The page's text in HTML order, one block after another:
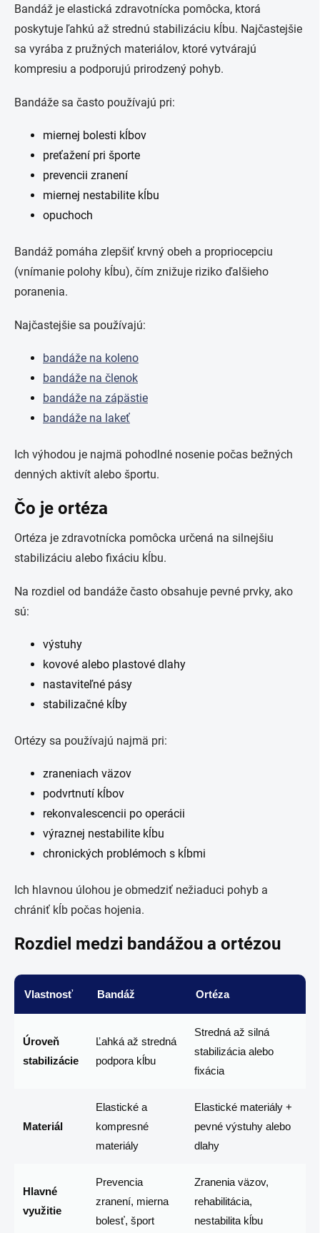
Bandáž je elastická zdravotnícka pomôcka, ktorá
poskytuje ľahkú až strednú stabilizáciu kĺbu. Najčastejšie
sa vyrába z pružných materiálov, ktoré vytvárajú
kompresiu a podporujú prirodzený pohyb.
Bandáže sa často používajú pri:
miernej bolesti kĺbov
preťažení pri športe
prevencii zranení
miernej nestabilite kĺbu
opuchoch
Bandáž pomáha zlepšiť krvný obeh a propriocepciu
(vnímanie polohy kĺbu), čím znižuje riziko ďalšieho
poranenia.
Najčastejšie sa používajú:
bandáže na koleno
bandáže na členok
bandáže na zápästie
bandáže na lakeť
Ich výhodou je najmä pohodlné nosenie počas bežných
denných aktivít alebo športu.
Čo je ortéza
Ortéza je zdravotnícka pomôcka určená na silnejšiu
stabilizáciu alebo fixáciu kĺbu.
Na rozdiel od bandáže často obsahuje pevné prvky, ako
sú:
výstuhy
kovové alebo plastové dlahy
nastaviteľné pásy
stabilizačné kĺby
Ortézy sa používajú najmä pri:
zraneniach väzov
podvrtnutí kĺbov
rekonvalescencii po operácii
výraznej nestabilite kĺbu
chronických problémoch s kĺbmi
Ich hlavnou úlohou je obmedziť nežiaduci pohyb a
chrániť kĺb počas hojenia.
Rozdiel medzi bandážou a ortézou
Vlastnosť Bandáž Ortéza
Úroveň
stabilizácie
Ľahká až stredná
podpora kĺbu
Stredná až silná
stabilizácia alebo
fixácia
Materiál
Elastické a
kompresné
materiály
Elastické materiály +
pevné výstuhy alebo
dlahy
Hlavné
využitie
Prevencia
zranení, mierna
bolesť, šport
Zranenia väzov,
rehabilitácia,
nestabilita kĺbu